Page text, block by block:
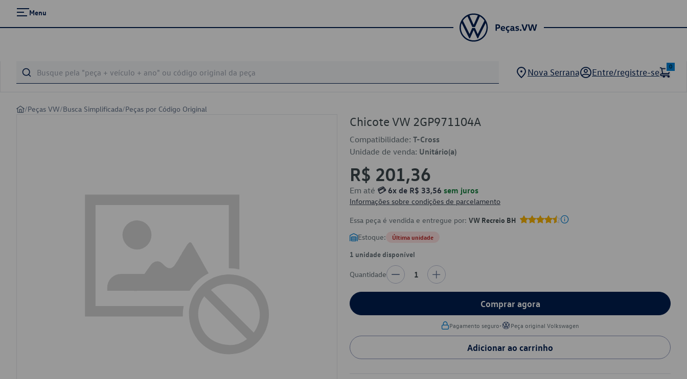
Menu
Nova Serrana Entre/registre-se
0
/Peças VW/Busca Simplificada/Peças por Código Original
Chicote VW 2GP971104A
Compatibilidade: T-Cross
Unidade de venda: Unitário(a)
R$ 201,36
Em até 💳 6x de R$ 33,56 sem juros
Informações sobre condições de parcelamento
Essa peça é vendida e entregue por: VW Recreio BH
Estoque: Última unidade
1 unidade disponível
Quantidade 1
Comprar agora
Pagamento seguro• Peça original Volkswagen
Adicionar ao carrinho